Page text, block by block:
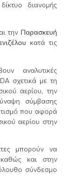
διανομής
την Παρασκευή
κατά τις
αναλυτικές
σχετικά με τη
αερίου, την
σύμβασης
που αφορά
αερίου στην
μπορούν να
και στην
σύνδεσμο